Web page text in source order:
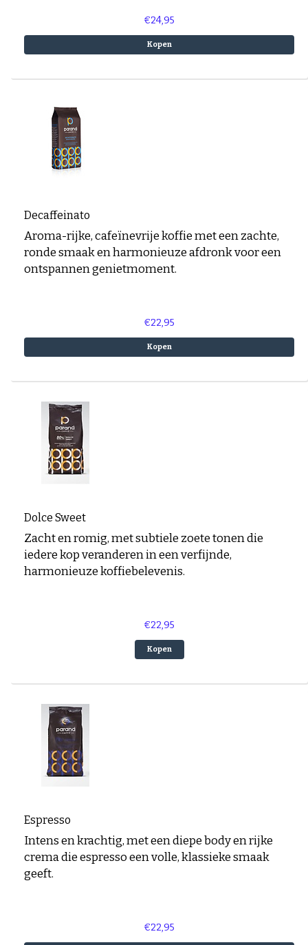
€24,95
Kopen
Decaffeinato
Aroma-rijke, cafeïnevrije koffie met een zachte,
ronde smaak en harmonieuze afdronk voor een
ontspannen genietmoment.
€22,95
Kopen
Dolce Sweet
Zacht en romig, met subtiele zoete tonen die
iedere kop veranderen in een verfijnde,
harmonieuze koffiebelevenis.
€22,95
Kopen
Espresso
Intens en krachtig, met een diepe body en rijke
crema die espresso een volle, klassieke smaak
geeft.
€22,95